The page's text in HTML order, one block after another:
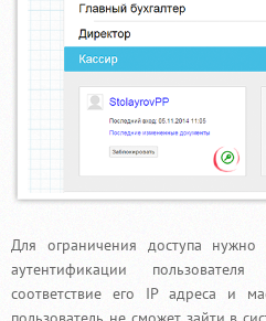
Для ограничения доступа
аутентификации
соответствие его IP адреса и